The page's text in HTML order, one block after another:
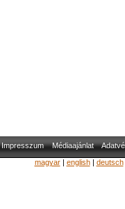
Impresszum Médiaajánlat
magyar| english| deutsch